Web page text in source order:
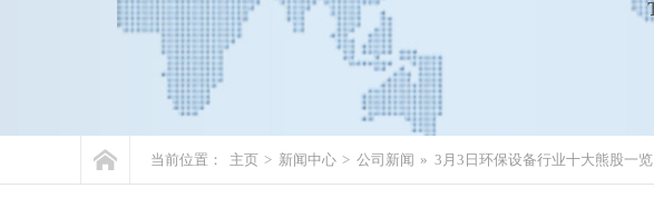
当前位置： 主页 > 新闻中心 > 公司新闻 » 3月3日环保设备行业十大熊股一览